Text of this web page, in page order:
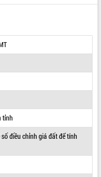
tỉnh
điều chỉnh giá đất để tính